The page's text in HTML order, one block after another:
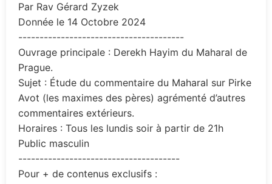
Par Rav Gérard Zyzek
Donnée le 14 Octobre 2024
---------------------------------------
Ouvrage principale : Derekh Hayim du Maharal de
Prague.
Sujet : Étude du commentaire du Maharal sur Pirke
Avot (les maximes des pères) agrémenté d’autres
commentaires extérieurs.
Horaires : Tous les lundis soir à partir de 21h
Public masculin
--------------------------------------
Pour + de contenus exclusifs :